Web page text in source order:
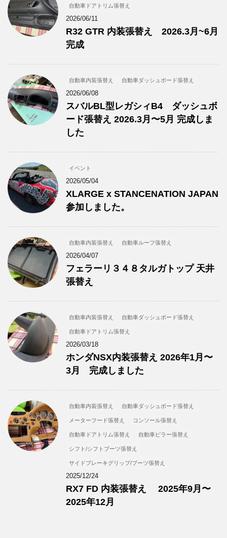
自動車ドアトリム張替え
2026/06/11
R32 GTR 内装張替え 2026.3月~6月
完成
自動車内装張替え 自動車ダッシュボード張替え
2026/06/08
スバルBL型レガシィB4 ダッシュボ
ード張替え 2026.3月〜5月 完成しま
した
イベント
2026/05/04
XLARGE x STANCENATION JAPAN
参加しました。
自動車内装張替え 自動車ルーフ張替え
2026/04/07
フェラーリ３４８タルガトップ 天井
張替え
自動車内装張替え 自動車ダッシュボード張替え
自動車ドアトリム張替え
2026/03/18
ホンダNSX内装張替え 2026年1月〜
3月 完成しました
自動車内装張替え 自動車ダッシュボード張替え
メーターフード張替え コンソール張替え
自動車ドアトリム張替え 自動車ピラー張替え
シフト/シフトブーツ張替え
サイドブレーキグリップ/ブーツ張替え
2025/12/24
RX7 FD 内装張替え 2025年9月〜
2025年12月